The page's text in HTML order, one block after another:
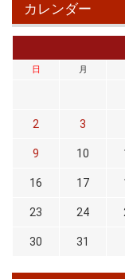
カレンダー
日 月
2 3
9 10
16 17
23 24
30 31